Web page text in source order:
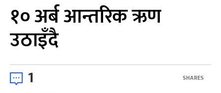
१० अर्ब आन्तरिक ऋण
उठाइँदै
1 SHARES